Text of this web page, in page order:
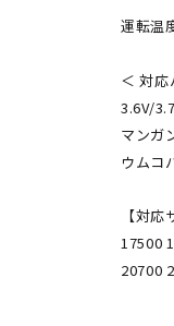
運転温
＜ 対応
3.6V/
マンガ
ウムコ
【対
17500
20700